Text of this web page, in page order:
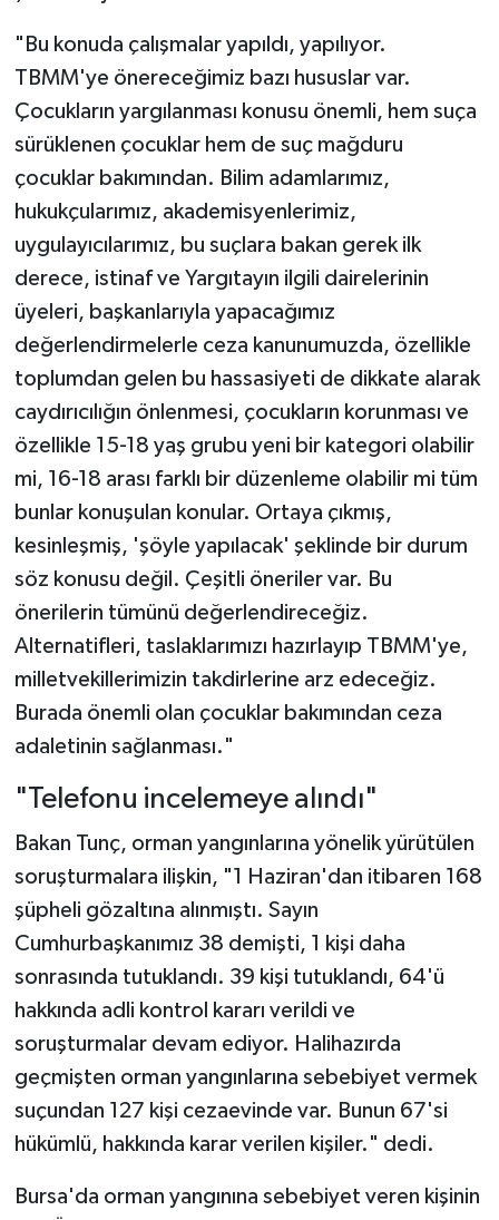
"Bu konuda çalışmalar yapıldı, yapılıyor.
TBMM'ye önereceğimiz bazı hususlar var.
Çocukların yargılanması konusu önemli, hem suça
sürüklenen çocuklar hem de suç mağduru
çocuklar bakımından. Bilim adamlarımız,
hukukçularımız, akademisyenlerimiz,
uygulayıcılarımız, bu suçlara bakan gerek ilk
derece, istinaf ve Yargıtayın ilgili dairelerinin
üyeleri, başkanlarıyla yapacağımız
değerlendirmelerle ceza kanunumuzda, özellikle
toplumdan gelen bu hassasiyeti de dikkate alarak
caydırıcılığın önlenmesi, çocukların korunması ve
özellikle 15-18 yaş grubu yeni bir kategori olabilir
mi, 16-18 arası farklı bir düzenleme olabilir mi tüm
bunlar konuşulan konular. Ortaya çıkmış,
kesinleşmiş, 'şöyle yapılacak' şeklinde bir durum
söz konusu değil. Çeşitli öneriler var. Bu
önerilerin tümünü değerlendireceğiz.
Alternatifleri, taslaklarımızı hazırlayıp TBMM'ye,
milletvekillerimizin takdirlerine arz edeceğiz.
Burada önemli olan çocuklar bakımından ceza
adaletinin sağlanması."
"Telefonu incelemeye alındı"
Bakan Tunç, orman yangınlarına yönelik yürütülen
soruşturmalara ilişkin, "1 Haziran'dan itibaren 168
şüpheli gözaltına alınmıştı. Sayın
Cumhurbaşkanımız 38 demişti, 1 kişi daha
sonrasında tutuklandı. 39 kişi tutuklandı, 64'ü
hakkında adli kontrol kararı verildi ve
soruşturmalar devam ediyor. Halihazırda
geçmişten orman yangınlarına sebebiyet vermek
suçundan 127 kişi cezaevinde var. Bunun 67'si
hükümlü, hakkında karar verilen kişiler." dedi.
Bursa'da orman yangınına sebebiyet veren kişinin